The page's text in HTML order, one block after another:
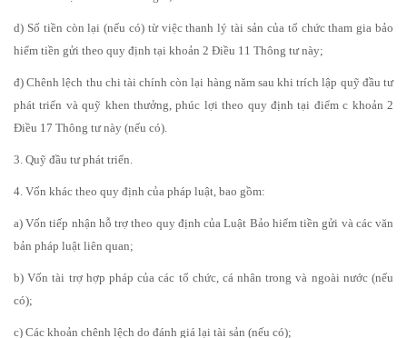
d) Số tiền còn lại (nếu có) từ việc thanh lý tài sản của tổ chức tham gia bảo
hiểm tiền gửi theo quy định tại khoản 2 Điều 11 Thông tư này;
đ) Chênh lệch thu chi tài chính còn lại hàng năm sau khi trích lập quỹ đầu tư
phát triển và quỹ khen thưởng, phúc lợi theo quy định tại điểm c khoản 2
Điều 17 Thông tư này (nếu có).
3. Quỹ đầu tư phát triển.
4. Vốn khác theo quy định của pháp luật, bao gồm:
a) Vốn tiếp nhận hỗ trợ theo quy định của Luật Bảo hiểm tiền gửi và các văn
bản pháp luật liên quan;
b) Vốn tài trợ hợp pháp của các tổ chức, cá nhân trong và ngoài nước (nếu
có);
c) Các khoản chênh lệch do đánh giá lại tài sản (nếu có);